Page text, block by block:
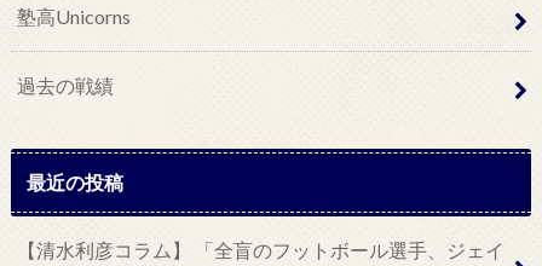
塾高Unicorns
過去の戦績
最近の投稿
【清水利彦コラム】 「全盲のフットボール選手、ジェイ